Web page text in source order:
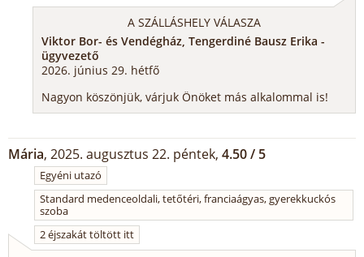
A SZÁLLÁSHELY VÁLASZA
Viktor Bor- és Vendégház, Tengerdiné Bausz Erika -
ügyvezető
2026. június 29. hétfő
Nagyon köszönjük, várjuk Önöket más alkalommal is!
Mária, 2025. augusztus 22. péntek, 4.50 / 5
Egyéni utazó
Standard medenceoldali, tetőtéri, franciaágyas, gyerekkuckós
szoba
2 éjszakát töltött itt